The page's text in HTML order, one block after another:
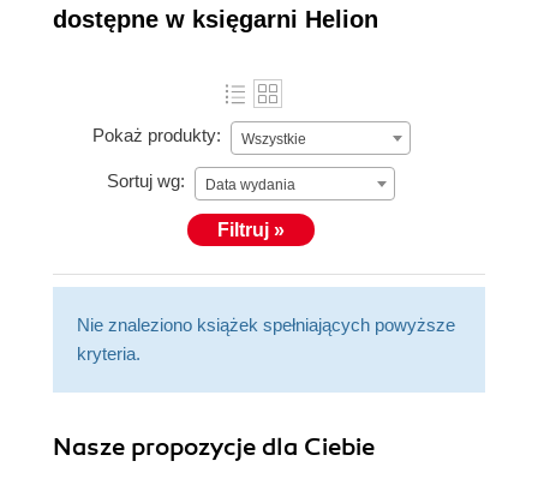
dostępne w księgarni Helion
Pokaż produkty: Wszystkie
Sortuj wg: Data wydania
Filtruj »
Nie znaleziono książek spełniających powyższe
kryteria.
Nasze propozycje dla Ciebie